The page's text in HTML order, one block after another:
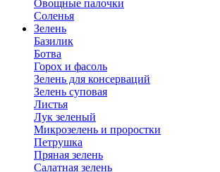
Овощные палочки
Соленья
Зелень
Базилик
Ботва
Горох и фасоль
Зелень для консерваций
Зелень суповая
Листья
Лук зеленый
Микрозелень и проростки
Петрушка
Пряная зелень
Салатная зелень